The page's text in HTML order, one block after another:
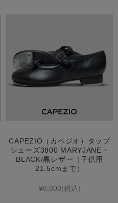
CAPEZIO（カペジオ）タップ
シューズ3800 MARYJANE・
BLACK/黒レザー（子供用
21.5cmまで）
¥8,800(税込)